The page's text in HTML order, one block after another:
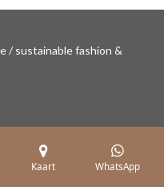
/ sustainable fashion &
Kaart WhatsApp